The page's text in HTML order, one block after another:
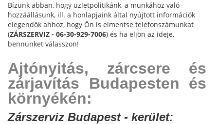
Bízunk abban, hogy üzletpolitikánk, a munkához való
hozzáállásunk, ill. a honlapjaink által nyújtott információk
elegendők ahhoz, hogy Ön is elmentse telefonszámunkat
(ZÁRSZERVIZ - 06-30-929-7006) és ha eljön az ideje,
bennünket válasszon!
Ajtónyitás, zárcsere és
zárjavítás Budapesten és
környékén:
Zárszerviz Budapest - kerület: